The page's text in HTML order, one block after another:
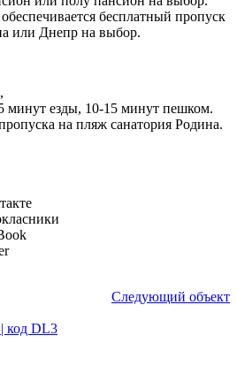
бесплатный пропуск
или Днепр на выбор.
минут езды, 10-15 минут пешком.
на пляж санатория Родина.
Следующий объект